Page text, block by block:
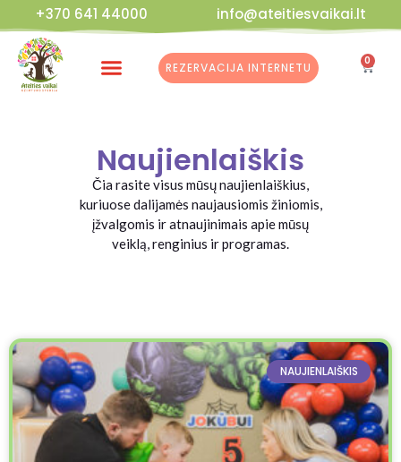
+370 641 44000 info@ateitiesvaikai.lt
REZERVACIJA INTERNETU 0
Naujienlaiškis
Čia rasite visus mūsų naujienlaiškius,
kuriuose dalijamės naujausiomis žiniomis,
įžvalgomis ir atnaujinimais apie mūsų
veiklą, renginius ir programas.
NAUJIENLAIŠKIS